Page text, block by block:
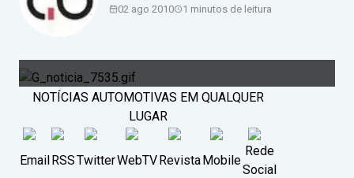
02 ago 2010 1 minutos de leitura
NOTÍCIAS AUTOMOTIVAS EM QUALQUER
LUGAR
EmailRSSTwitterWebTVRevistaMobile
Rede
Social